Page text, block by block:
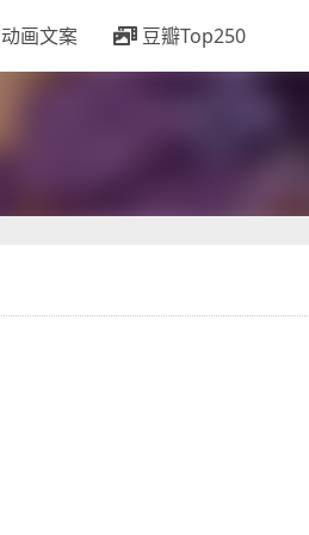
动画文案 豆瓣Top250